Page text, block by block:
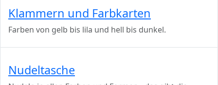
Klammern und Farbkarten
Farben von gelb bis lila und hell bis dunkel.
Nudeltasche